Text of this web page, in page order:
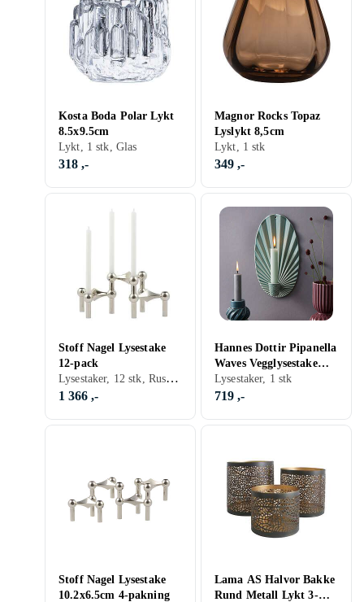
Kosta Boda Polar Lykt
8.5x9.5cm
Lykt, 1 stk, Glas
318 ,-
Magnor Rocks Topaz
Lyslykt 8,5cm
Lykt, 1 stk
349 ,-
Stoff Nagel Lysestake
12-pack
Lysestaker, 12 stk, Rustfritt/krom
1 366 ,-
Hannes Dottir Pipanella
Waves Vegglysestake
24.5cm
Lysestaker, 1 stk
719 ,-
Stoff Nagel Lysestake
10.2x6.5cm 4-pakning
Lama AS Halvor Bakke
Rund Metall Lykt 3-